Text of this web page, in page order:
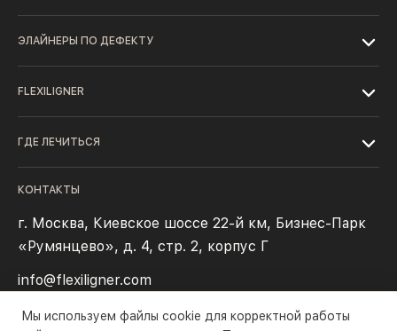
ЭЛАЙНЕРЫ ПО ДЕФЕКТУ
FLEXILIGNER
ГДЕ ЛЕЧИТЬСЯ
КОНТАКТЫ
г. Москва, Киевское шоссе 22-й км, Бизнес-Парк
«Румянцево», д. 4, стр. 2, корпус Г
info@flexiligner.com
Мы используем файлы cookie для корректной работы